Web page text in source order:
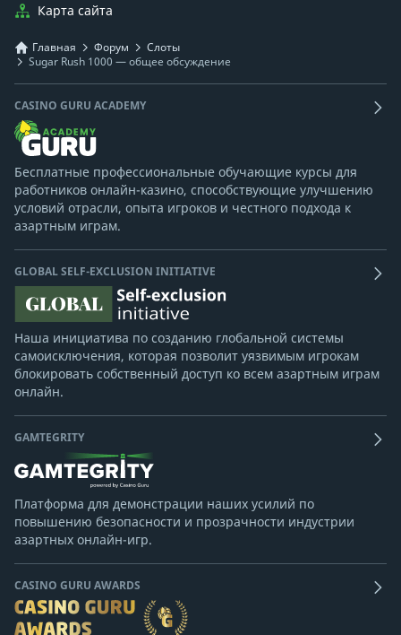
Карта сайта
Главная Форум
Слоты
Sugar Rush 1000 — общее обсуждение
CASINO GURU ACADEMY
Бесплатные профессиональные обучающие курсы для
работников онлайн-казино, способствующие улучшению
условий отрасли, опыта игроков и честного подхода к
азартным играм.
GLOBAL SELF-EXCLUSION INITIATIVE
Наша инициатива по созданию глобальной системы
самоисключения, которая позволит уязвимым игрокам
блокировать собственный доступ ко всем азартным играм
онлайн.
GAMTEGRITY
Платформа для демонстрации наших усилий по
повышению безопасности и прозрачности индустрии
азартных онлайн-игр.
CASINO GURU AWARDS